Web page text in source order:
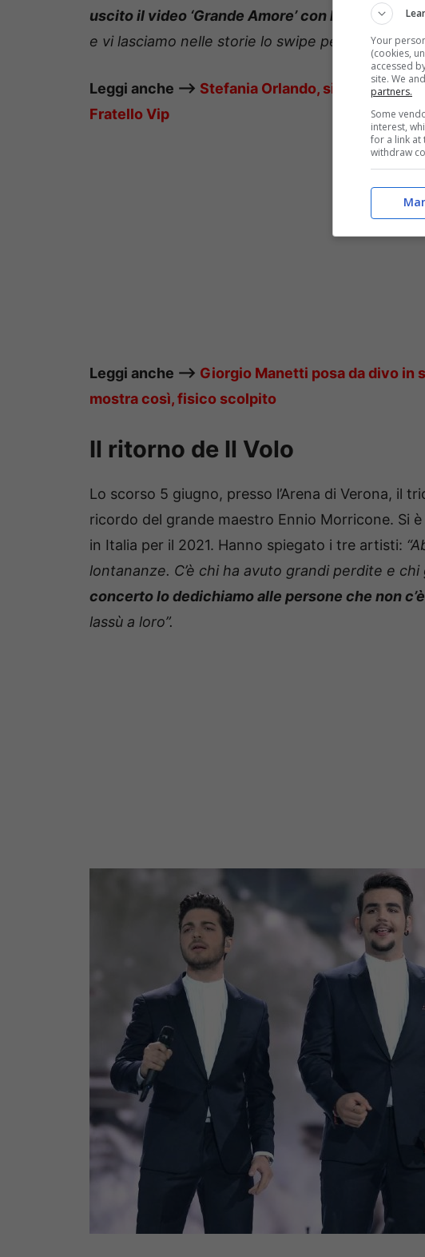
uscito il video ‘Grande Amore’ con la talentuosa
e vi lasciamo nelle storie lo swipe per vederlo”.
Leggi anche ——> Stefania Orlando, si allarga la
Fratello Vip
Leggi anche ——> Giorgio Manetti posa da divo in
mostra così, fisico scolpito
Il ritorno de Il Volo
Lo scorso 5 giugno, presso l’Arena di Verona, il
ricordo del grande maestro Ennio Morricone. Si
in Italia per il 2021. Hanno spiegato i tre artisti:
lontananze. C’è chi ha avuto grandi perdite e
concerto lo dedichiamo alle persone che non
lassù a loro”.
Your
(cookies,
accessed
site. We
partners.
Some
interest,
for a link at
withdraw